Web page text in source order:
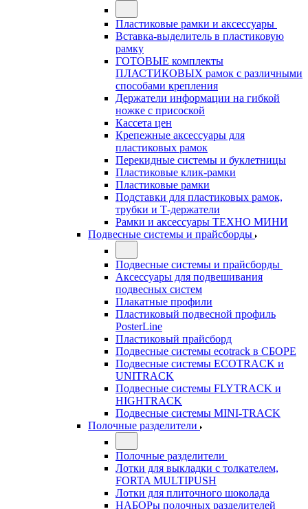
Пластиковые рамки и аксессуары
Вставка-выделитель в пластиковую
рамку
ГОТОВЫЕ комплекты
ПЛАСТИКОВЫХ рамок с различными
способами крепления
Держатели информации на гибкой
ножке с присоской
Кассета цен
Крепежные аксессуары для
пластиковых рамок
Перекидные системы и буклетницы
Пластиковые клик-рамки
Пластиковые рамки
Подставки для пластиковых рамок,
трубки и Т-держатели
Рамки и аксессуары ТЕХНО МИНИ
Подвесные системы и прайсборды
Подвесные системы и прайсборды
Аксессуары для подвешивания
подвесных систем
Плакатные профили
Пластиковый подвесной профиль
PosterLine
Пластиковый прайсборд
Подвесные системы ecotrack в СБОРЕ
Подвесные системы ECOTRACK и
UNITRACK
Подвесные системы FLYTRACK и
HIGHTRACK
Подвесные системы MINI-TRACK
Полочные разделители
Полочные разделители
Лотки для выкладки с толкателем,
FORTA MULTIPUSH
Лотки для плиточного шоколада
НАБОРы полочных разделителей